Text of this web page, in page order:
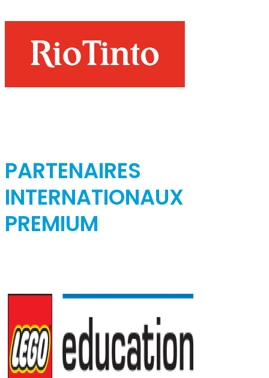
PARTENAIRES
INTERNATIONAUX
PREMIUM